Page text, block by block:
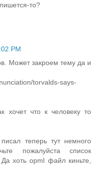
то?
PM
Может закроем тему да и
torvalds-says-
хочет что к человеку то
теперь тут немного
пожалуйста список
хоть opml файл киньте,